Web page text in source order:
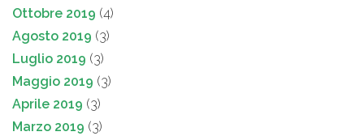
Ottobre 2019 (4)
Agosto 2019 (3)
Luglio 2019 (3)
Maggio 2019 (3)
Aprile 2019 (3)
Marzo 2019 (3)